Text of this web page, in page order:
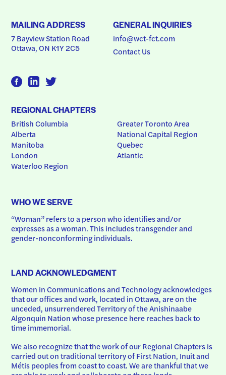
MAILING ADDRESS
7 Bayview Station Road
Ottawa, ON K1Y 2C5
GENERAL INQUIRIES
info@wct-fct.com
Contact Us
REGIONAL CHAPTERS
British Columbia
Alberta
Manitoba
London
Waterloo Region
Greater Toronto Area
National Capital Region
Quebec
Atlantic
WHO WE SERVE
“Woman” refers to a person who identifies and/or
expresses as a woman. This includes transgender and
gender-nonconforming individuals.
LAND ACKNOWLEDGMENT
Women in Communications and Technology acknowledges
that our offices and work, located in Ottawa, are on the
unceded, unsurrendered Territory of the Anishinaabe
Algonquin Nation whose presence here reaches back to
time immemorial.
We also recognize that the work of our Regional Chapters is
carried out on traditional territory of First Nation, Inuit and
Métis peoples from coast to coast. We are thankful that we